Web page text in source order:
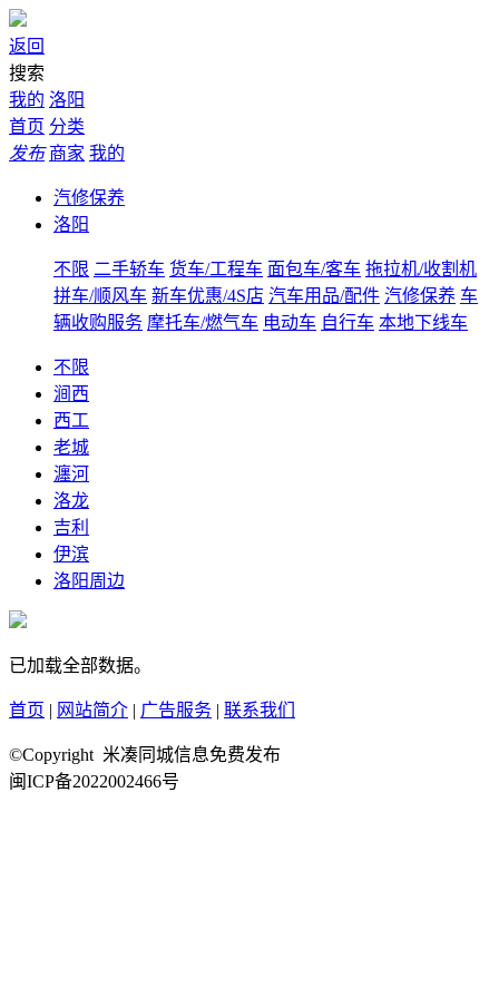
返回
搜索
我的 洛阳
首页 分类
发布 商家 我的
汽修保养
洛阳
不限 二手轿车 货车/工程车 面包车/客车 拖拉机/收割机
拼车/顺风车 新车优惠/4S店 汽车用品/配件 汽修保养 车
辆收购服务 摩托车/燃气车 电动车 自行车 本地下线车
不限
涧西
西工
老城
瀍河
洛龙
吉利
伊滨
洛阳周边
已加载全部数据。
首页 | 网站简介 | 广告服务 | 联系我们
©Copyright 米凑同城信息免费发布
闽ICP备2022002466号